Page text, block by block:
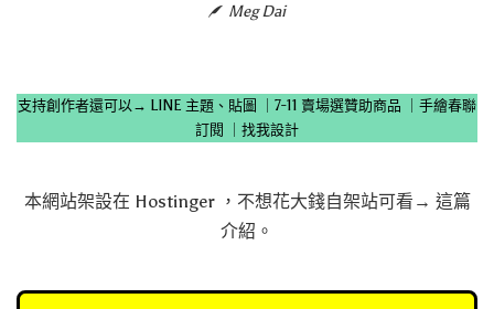
Meg Dai
支持創作者還可以→ LINE 主題、貼圖 7-11 賣場選贊助商品
手繪春聯
訂閱
找我設計
本網站架設在 Hostinger，不想花大錢自架站可看→ 這篇
介紹 。